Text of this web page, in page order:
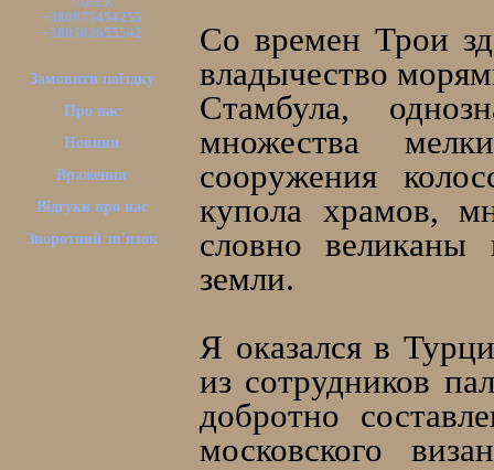
+380975454255
+380502655542
Замовити поїздку
Про нас
Новини
Враження
Відгуки про нас
Зворотний зв'язок
Со времен Трои
владычество
Стамбула,
множества
сооружения
купола храмов,
словно великаны
земли.
Я оказался в
из сотрудников
добротно
московского